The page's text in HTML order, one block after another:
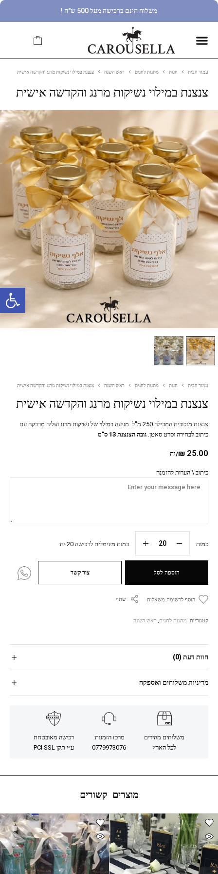
פתח סרגל נגישות
משלוח חינם ברכישה מעל 500 ש"ח !
עמוד הבית חנות מתנות לחגים ראש השנה צנצנת במילוי נשיקות מרנג והקדשה אישית
צנצנת במילוי נשיקות מרנג והקדשה אישית
עמוד הבית חנות מתנות לחגים ראש השנה צנצנת במילוי נשיקות מרנג והקדשה אישית
צנצנת במילוי נשיקות מרנג והקדשה אישית
₪ 25.00 /יח
כיתוב \ הערות להזמנה
כמות כמות מינימלית לרכישה 20 יח׳
הוספה לסל צור קשר
הוסף לרשימת משאלות שתף
קטגוריות: מתנות לחגים, ראש השנה
צנצנת מזכוכית המכילה 250 מ"ל. מגיעה במילוי של נשיקות מרנג ועליה מדבקה עם
כיתוב לבחירה וסרט סאטן. גובה הצנצנת 13 ס"מ
חוות דעת (0)
מדיניות משלוחים ואספקה
משלוחים מהירים
לכל הארץ
מרכז הזמנות:
0779973076
רכישה מאובטחת
ע״י תקן PCI SSL
מוצרים קשורים